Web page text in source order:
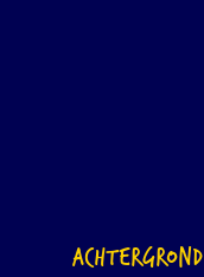
ACHTERGROND